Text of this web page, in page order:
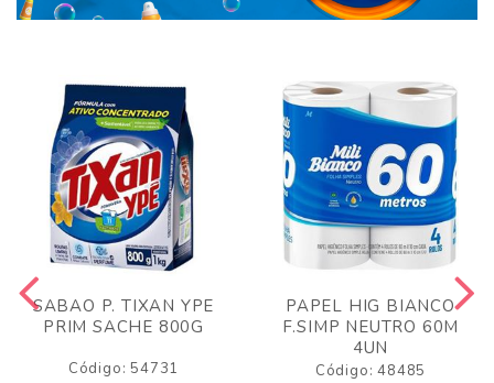
SABAO P. TIXAN YPE
PRIM SACHE 800G
Código: 54731
PAPEL HIG BIANCO
F.SIMP NEUTRO 60M
4UN
Código: 48485